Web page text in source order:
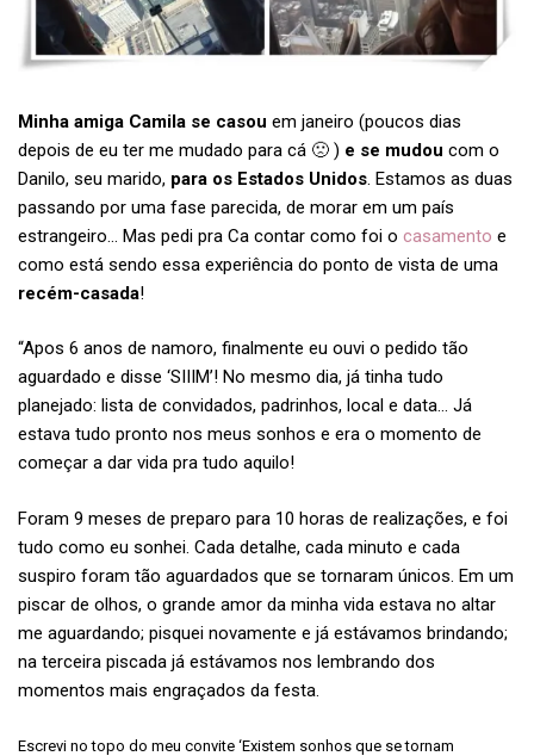
Minha amiga Camila se casou em janeiro (poucos dias
depois de eu ter me mudado para cá 🙁 ) e se mudou com o
Danilo, seu marido, para os Estados Unidos . Estamos as duas
passando por uma fase parecida, de morar em um país
estrangeiro… Mas pedi pra Ca contar como foi o casamento e
como está sendo essa experiência do ponto de vista de uma
recém-casada!
“Apos 6 anos de namoro, finalmente eu ouvi o pedido tão
aguardado e disse ‘SIIIM’! No mesmo dia, já tinha tudo
planejado: lista de convidados, padrinhos, local e data… Já
estava tudo pronto nos meus sonhos e era o momento de
começar a dar vida pra tudo aquilo!
Foram 9 meses de preparo para 10 horas de realizações, e foi
tudo como eu sonhei. Cada detalhe, cada minuto e cada
suspiro foram tão aguardados que se tornaram únicos. Em um
piscar de olhos, o grande amor da minha vida estava no altar
me aguardando; pisquei novamente e já estávamos brindando;
na terceira piscada já estávamos nos lembrando dos
momentos mais engraçados da festa.
Escrevi no topo do meu convite ‘Existem sonhos que se tornam